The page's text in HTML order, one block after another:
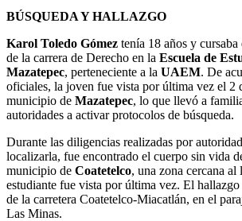
BÚSQUEDA Y HALLAZGO
Karol Toledo Gómez tenía 18 años y cursaba
de la carrera de Derecho en la Escuela de
Mazatepec, perteneciente a la UAEM. De
oficiales, la joven fue vista por última vez el 2
municipio de Mazatepec, lo que llevó a
autoridades a activar protocolos de búsqueda.
Durante las diligencias realizadas por
localizarla, fue encontrado el cuerpo sin vida
municipio de Coatetelco, una zona cercana al
estudiante fue vista por última vez. El
de la carretera Coatetelco-Miacatlán, en el
Las Minas.